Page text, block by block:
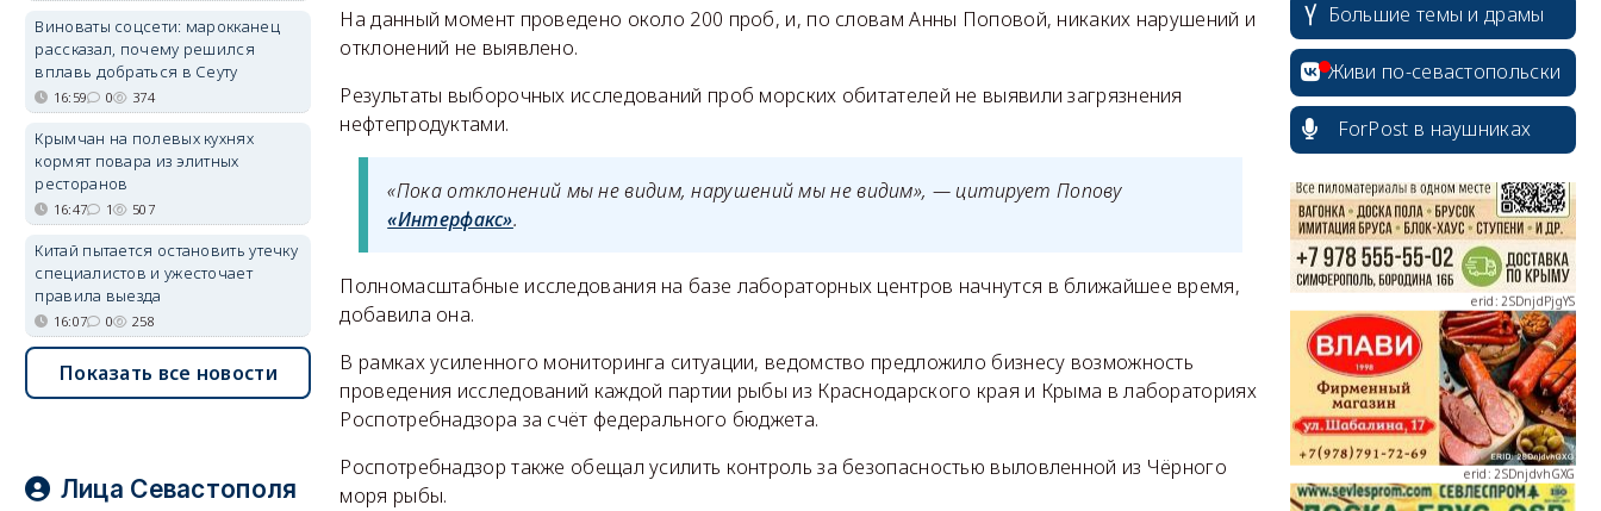
На данный момент проведено около 200 проб, и, по словам Анны Поповой, никаких нарушений и
отклонений не выявлено.
Результаты выборочных исследований проб морских обитателей не выявили загрязнения
нефтепродуктами.
«Пока отклонений мы не видим, нарушений мы не видим», — цитирует Попову
«Интерфакс».
Полномасштабные исследования на базе лабораторных центров начнутся в ближайшее время,
добавила она.
В рамках усиленного мониторинга ситуации, ведомство предложило бизнесу возможность
проведения исследований каждой партии рыбы из Краснодарского края и Крыма в лабораториях
Роспотребнадзора за счёт федерального бюджета.
Роспотребнадзор также обещал усилить контроль за безопасностью выловленной из Чёрного
моря рыбы.
Виноваты соцсети: марокканец
рассказал, почему решился
вплавь добраться в Сеуту
16:59 0 374
Крымчан на полевых кухнях
кормят повара из элитных
ресторанов
16:47 1 507
Китай пытается остановить утечку
специалистов и ужесточает
правила выезда
16:07 0 258
Показать все новости
Лица Севастополя
Большие темы и драмы
Живи по-севастопольски
ForPost в наушниках
erid: 2SDnjcrDNw6
erid: 2SDnjdPjgYS
erid: 2SDnjdvhGXG